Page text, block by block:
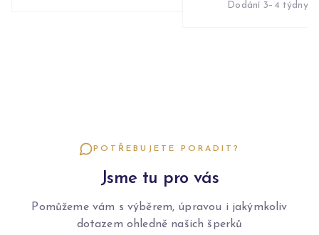
Dodání 3–4 týdny
POTŘEBUJETE PORADIT?
Jsme tu pro vás
Pomůžeme vám s výběrem, úpravou i jakýmkoliv
dotazem ohledně našich šperků